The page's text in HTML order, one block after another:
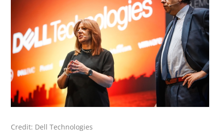
Credit: Dell Technologies